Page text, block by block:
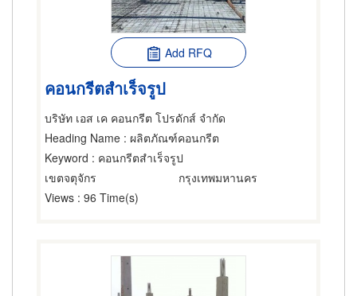
Add RFQ
คอนกรีตสำเร็จรูป
บริษัท เอส เค คอนกรีต โปรดักส์ จำกัด
Heading Name : ผลิตภัณฑ์คอนกรีต
Keyword : คอนกรีตสำเร็จรูป
เขตจตุจักร
กรุงเทพมหานคร
Views : 96 Time(s)